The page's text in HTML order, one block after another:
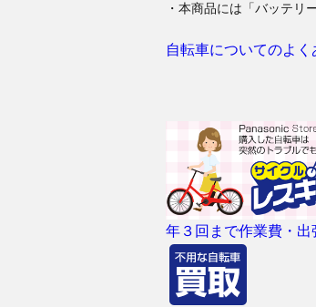
・本商品には「バッテリ
自転車についてのよく
年３回まで作業費・出